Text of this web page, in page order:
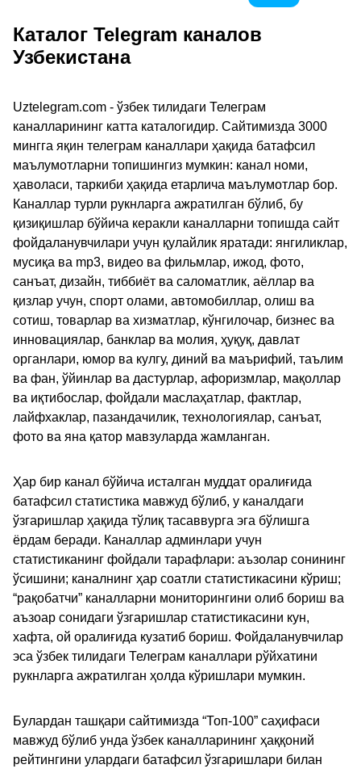
Каталог Telegram каналов
Узбекистана
Uztelegram.com - ўзбек тилидаги Телеграм
каналларининг катта каталогидир. Сайтимизда 3000
мингга яқин телеграм каналлари ҳақида батафсил
маълумотларни топишингиз мумкин: канал номи,
ҳаволаси, таркиби ҳақида етарлича маълумотлар бор.
Каналлар турли рукнларга ажратилган бўлиб, бу
қизиқишлар бўйича керакли каналларни топишда сайт
фойдаланувчилари учун қулайлик яратади: янгиликлар,
мусиқа ва mp3, видео ва фильмлар, ижод, фото,
санъат, дизайн, тиббиёт ва саломатлик, аёллар ва
қизлар учун, спорт олами, автомобиллар, олиш ва
сотиш, товарлар ва хизматлар, кўнгилочар, бизнес ва
инновациялар, банклар ва молия, ҳуқуқ, давлат
органлари, юмор ва кулгу, диний ва маърифий, таълим
ва фан, ўйинлар ва дастурлар, афоризмлар, мақоллар
ва иқтибослар, фойдали маслаҳатлар, фактлар,
лайфхаклар, пазандачилик, технологиялар, санъат,
фото ва яна қатор мавзуларда жамланган.
Ҳар бир канал бўйича исталган муддат оралиғида
батафсил статистика мавжуд бўлиб, у каналдаги
ўзгаришлар ҳақида тўлиқ тасаввурга эга бўлишга
ёрдам беради. Каналлар админлари учун
статистиканинг фойдали тарафлари: аъзолар сонининг
ўсишини; каналнинг ҳар соатли статистикасини кўриш;
“рақобатчи” каналларни мониторингини олиб бориш ва
аъзоар сонидаги ўзгаришлар статистикасини кун,
хафта, ой оралиғида кузатиб бориш. Фойдаланувчилар
эса ўзбек тилидаги Телеграм каналлари рўйхатини
рукнларга ажратилган ҳолда кўришлари мумкин.
Булардан ташқари сайтимизда “Топ-100” саҳифаси
мавжуд бўлиб унда ўзбек каналларининг ҳаққоний
рейтингини улардаги батафсил ўзгаришлари билан